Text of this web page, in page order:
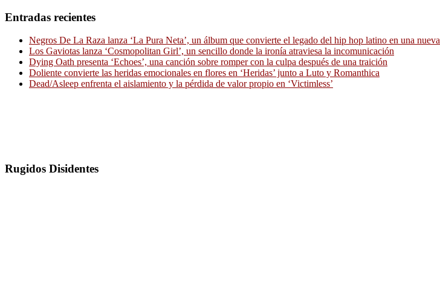
Entradas recientes
Negros De La Raza lanza ‘La Pura Neta’, un álbum que convierte el legado del hip hop latino en una
Los Gaviotas lanza ‘Cosmopolitan Girl’, un sencillo donde la ironía atraviesa la incomunicación
Dying Oath presenta ‘Echoes’, una canción sobre romper con la culpa después de una traición
Doliente convierte las heridas emocionales en flores en ‘Heridas’ junto a Luto y Romanthica
Dead/Asleep enfrenta el aislamiento y la pérdida de valor propio en ‘Victimless’
Rugidos Disidentes